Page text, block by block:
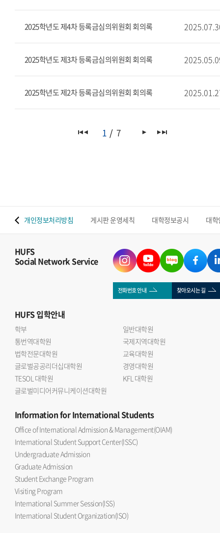
2025학년도 제4차 등록금심의위원회 회의록
2025학년도 제3차 등록금심의위원회 회의록
2025학년도 제2차 등록금심의위원회 회의록
1 7
개인정보처리방침 게시판 운영세칙 대학정보공시 대
HUFS
Social Network Service
전화번호 안내 찾아오시는 길
HUFS입학안내
학부
일반대학원
통번역대학원
국제지역대학원
법학전문대학원
교육대학원
글로벌공공리더십대학원
경영대학원
TESOL 대학원
KFL 대학원
글로벌미디어커뮤니케이션대학원
Informationfor International Students
Office of International Admission & Management(OIAM)
International Student Support Center(ISSC)
Undergraduate Admission
Graduate Admission
Student Exchange Program
Visiting Program
International Summer Session(ISS)
International Student Organization(ISO)